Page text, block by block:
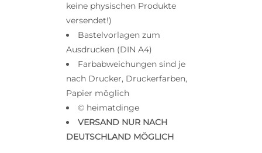
keine physischen Produkte
versendet!)
Bastelvorlagen zum
Ausdrucken (DIN A4)
Farbabweichungen sind je
nach Drucker, Druckerfarben,
Papier möglich
© heimatdinge
VERSAND NUR NACH
DEUTSCHLAND MÖGLICH